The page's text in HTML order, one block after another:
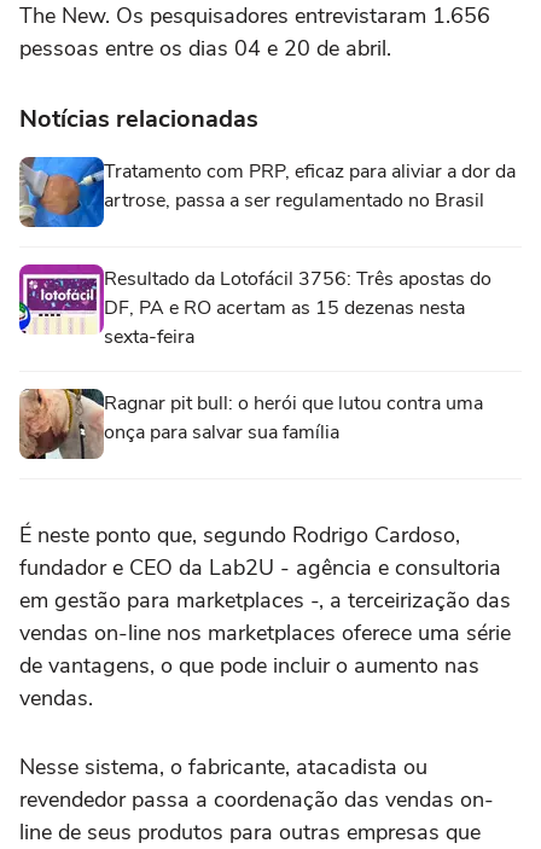
The New. Os pesquisadores entrevistaram 1.656
pessoas entre os dias 04 e 20 de abril.
Notícias relacionadas
Tratamento com PRP, eficaz para aliviar a dor da
artrose, passa a ser regulamentado no Brasil
Resultado da Lotofácil 3756: Três apostas do
DF, PA e RO acertam as 15 dezenas nesta
sexta-feira
Ragnar pit bull: o herói que lutou contra uma
onça para salvar sua família
É neste ponto que, segundo Rodrigo Cardoso,
fundador e CEO da Lab2U - agência e consultoria
em gestão para marketplaces -, a terceirização das
vendas on-line nos marketplaces oferece uma série
de vantagens, o que pode incluir o aumento nas
vendas.
Nesse sistema, o fabricante, atacadista ou
revendedor passa a coordenação das vendas on-
line de seus produtos para outras empresas que